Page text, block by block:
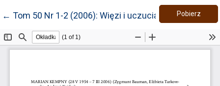
← Wróć do szczegółów artykułu
Tom 50 Nr 1-2 (2006): Więzi i uczucia Pobierz